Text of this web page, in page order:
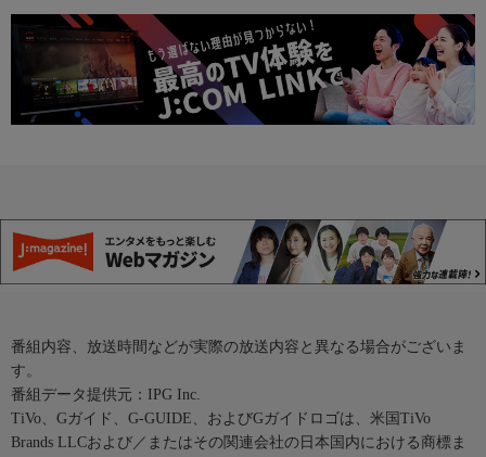
番組内容、放送時間などが実際の放送内容と異なる場合がございま
す。
番組データ提供元：IPG Inc.
TiVo、Gガイド、G-GUIDE、およびGガイドロゴは、米国TiVo
Brands LLCおよび／またはその関連会社の日本国内における商標ま